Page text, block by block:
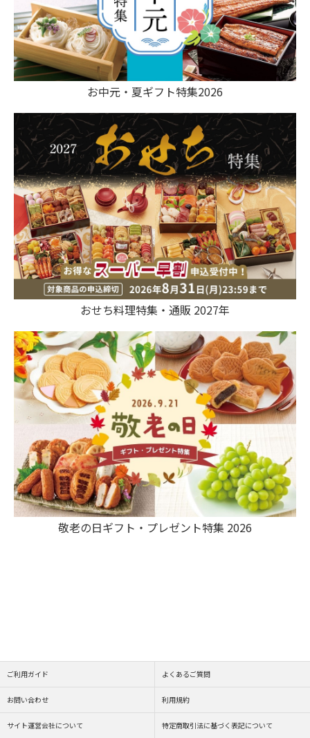
お中元・夏ギフト特集2026
おせち料理特集・通販 2027年
敬老の日ギフト・プレゼント特集 2026
ご利用ガイド よくあるご質問
お問い合わせ 利用規約
サイト運営会社について 特定商取引法に基づく表記について